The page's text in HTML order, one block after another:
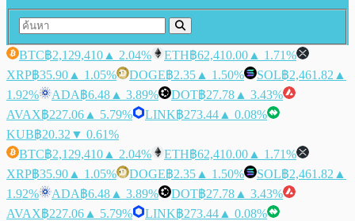
BTC฿2,129,410 ▲ 2.04% ETH฿62,410.00 ▲ 1.71%
XRP฿35.90 ▲ 1.05% DOGE฿2.35 ▲ 1.50% SOL฿2,461.82 ▲
1.92%
ADA฿6.48 ▲ 3.89% DOT฿27.78 ▲ 3.43%
AVAX฿227.06 ▲ 5.79% LINK฿273.44 ▲ 0.08%
KUB฿20.32 ▼ 0.61%
BTC฿2,129,410 ▲ 2.04% ETH฿62,410.00 ▲ 1.71%
XRP฿35.90 ▲ 1.05% DOGE฿2.35 ▲ 1.50% SOL฿2,461.82 ▲
1.92%
ADA฿6.48 ▲ 3.89% DOT฿27.78 ▲ 3.43%
AVAX฿227.06 ▲ 5.79% LINK฿273.44 ▲ 0.08%